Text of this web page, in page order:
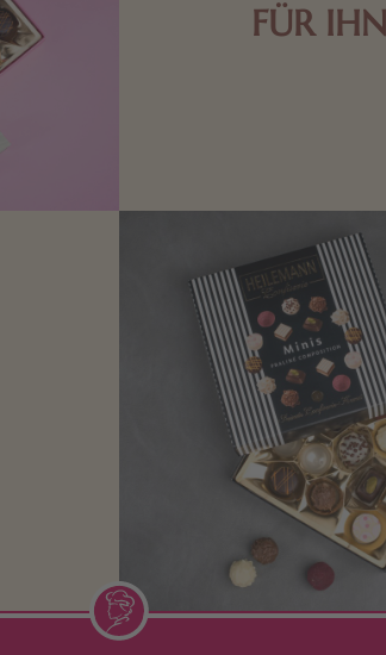
FÜR IHN